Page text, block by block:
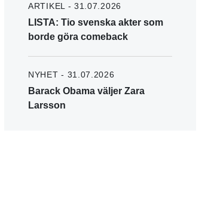
ARTIKEL - 31.07.2026
LISTA: Tio svenska akter som
borde göra comeback
NYHET - 31.07.2026
Barack Obama väljer Zara
Larsson